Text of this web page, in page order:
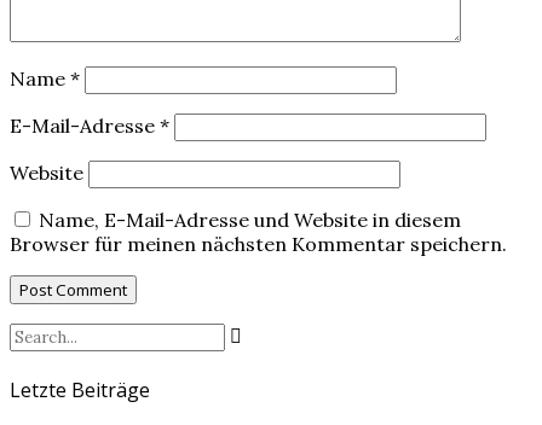
Name *
E-Mail-Adresse *
Website
Name, E-Mail-Adresse und Website in diesem
Browser für meinen nächsten Kommentar speichern.
Letzte Beiträge